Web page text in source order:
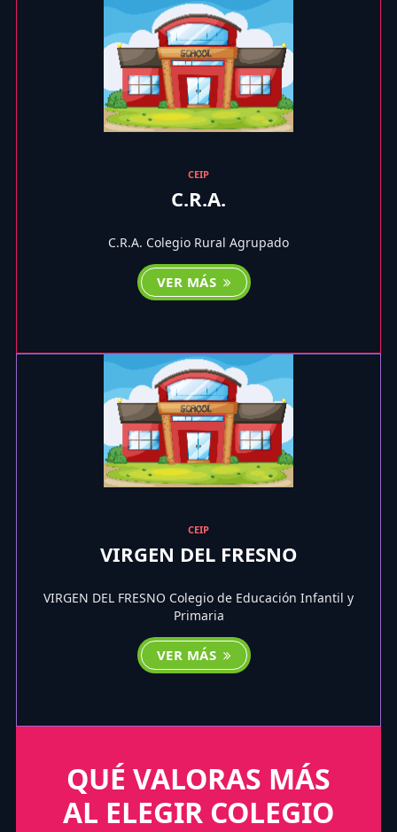
CEIP
C.R.A.
C.R.A. Colegio Rural Agrupado
VER MÁS
CEIP
VIRGEN DEL FRESNO
VIRGEN DEL FRESNO Colegio de Educación Infantil y
Primaria
VER MÁS
QUÉ VALORAS MÁS
AL ELEGIR COLEGIO